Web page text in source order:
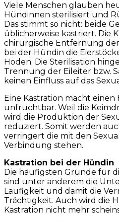
Viele Menschen glauben
Hündinnen sterilisiert und
Das stimmt so nicht: beide
üblicherweise kastriert. Die
chirurgische Entfernung der
bei der Hündin die
Hoden. Die Sterilisation
Trennung der Eileiter bzw.
keinen Einfluss auf das
Eine Kastration macht
unfruchtbar. Weil die
wird die Produktion der
reduziert. Somit werden
verringert die mit den
Verbindung stehen.
Kastration bei der Hündin
Die häufigsten Gründe für
sind unter anderem die
Läufigkeit und damit die
Trächtigkeit. Auch wird die
Kastration nicht mehr